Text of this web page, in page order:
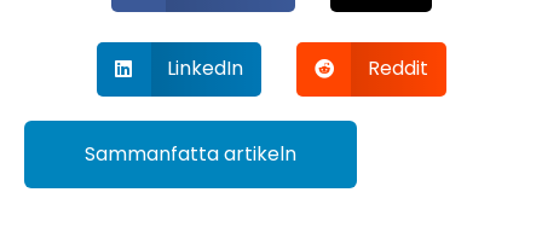
LinkedIn Reddit
Sammanfatta artikeln